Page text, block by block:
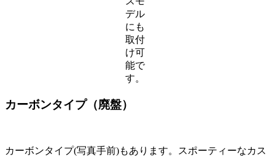
デル
にも
取付
け可
能で
す。
カーボンタイプ（廃盤）
カーボンタイプ(写真手前)もあります。スポーティーなカス